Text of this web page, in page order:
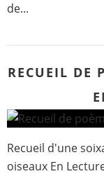
de...
RECUEIL DE
Recueil d'une
oiseaux En